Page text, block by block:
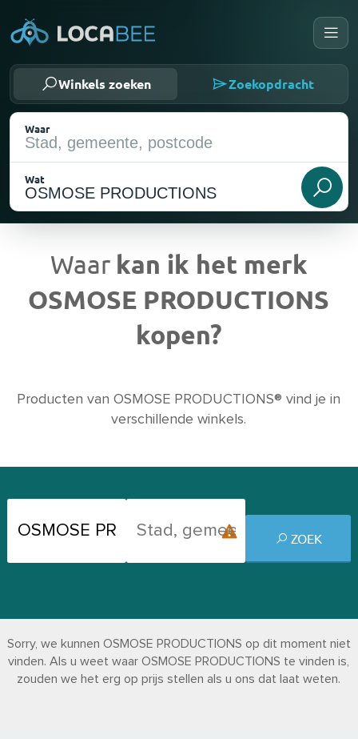
Winkels zoeken Zoekopdracht
Waar
Wat
Huidige locatie
Waar kan ik het merk
OSMOSE PRODUCTIONS
kopen?
Producten van OSMOSE PRODUCTIONS® vind je in
verschillende winkels.
ZOEK
Sorry, we kunnen OSMOSE PRODUCTIONS op dit moment niet
vinden. Als u weet waar OSMOSE PRODUCTIONS te vinden is,
zouden we het erg op prijs stellen als u ons dat laat weten.